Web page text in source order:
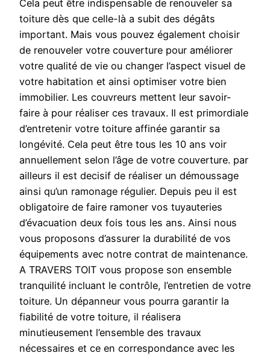
Cela peut être indispensable de renouveler sa
toiture dès que celle-là a subit des dégâts
important. Mais vous pouvez également choisir
de renouveler votre couverture pour améliorer
votre qualité de vie ou changer l’aspect visuel de
votre habitation et ainsi optimiser votre bien
immobilier. Les couvreurs mettent leur savoir-
faire à pour réaliser ces travaux. Il est primordiale
d’entretenir votre toiture affinée garantir sa
longévité. Cela peut être tous les 10 ans voir
annuellement selon l’âge de votre couverture. par
ailleurs il est decisif de réaliser un démoussage
ainsi qu’un ramonage régulier. Depuis peu il est
obligatoire de faire ramoner vos tuyauteries
d’évacuation deux fois tous les ans. Ainsi nous
vous proposons d’assurer la durabilité de vos
équipements avec notre contrat de maintenance.
A TRAVERS TOIT vous propose son ensemble
tranquilité incluant le contrôle, l’entretien de votre
toiture. Un dépanneur vous pourra garantir la
fiabilité de votre toiture, il réalisera
minutieusement l’ensemble des travaux
nécessaires et ce en correspondance avec les